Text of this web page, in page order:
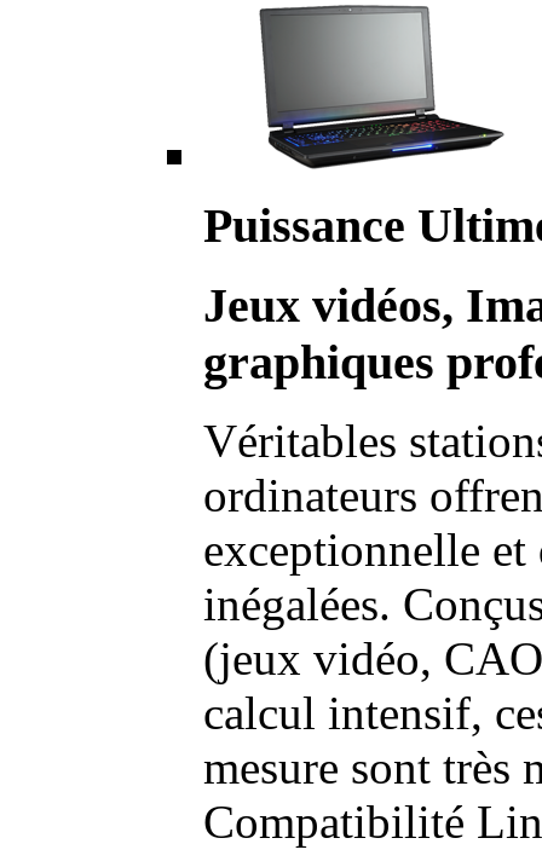
Puissance
Jeux vidéos,
graphiques
Véritables
ordinateurs
exceptionnelle et
inégalées.
(jeux vidéo,
calcul intensif,
mesure sont très
Compatibilité